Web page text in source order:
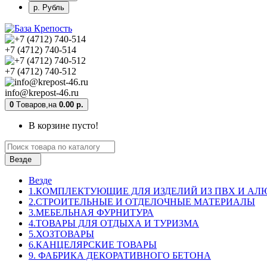
р. Рубль
+7 (4712) 740-514
+7 (4712) 740-512
info@krepost-46.ru
0 Tоваров, на 0.00 р.
В корзине пусто!
Везде
Везде
1.КОМПЛЕКТУЮЩИЕ ДЛЯ ИЗДЕЛИЙ ИЗ ПВХ И
2.СТРОИТЕЛЬНЫЕ И ОТДЕЛОЧНЫЕ МАТЕРИАЛЫ
3.МЕБЕЛЬНАЯ ФУРНИТУРА
4.ТОВАРЫ ДЛЯ ОТДЫХА И ТУРИЗМА
5.ХОЗТОВАРЫ
6.КАНЦЕЛЯРСКИЕ ТОВАРЫ
9. ФАБРИКА ДЕКОРАТИВНОГО БЕТОНА